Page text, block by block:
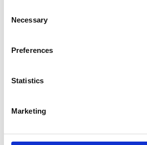
Selection
Necessary
Preferences
Statistics
Marketing
La Škoda avvia la produzione del